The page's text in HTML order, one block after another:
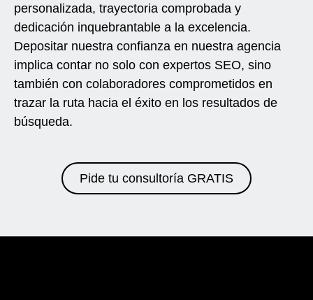
personalizada, trayectoria comprobada y
dedicación inquebrantable a la excelencia.
Depositar nuestra confianza en nuestra agencia
implica contar no solo con expertos SEO, sino
también con colaboradores comprometidos en
trazar la ruta hacia el éxito en los resultados de
búsqueda.
Pide tu consultoría GRATIS